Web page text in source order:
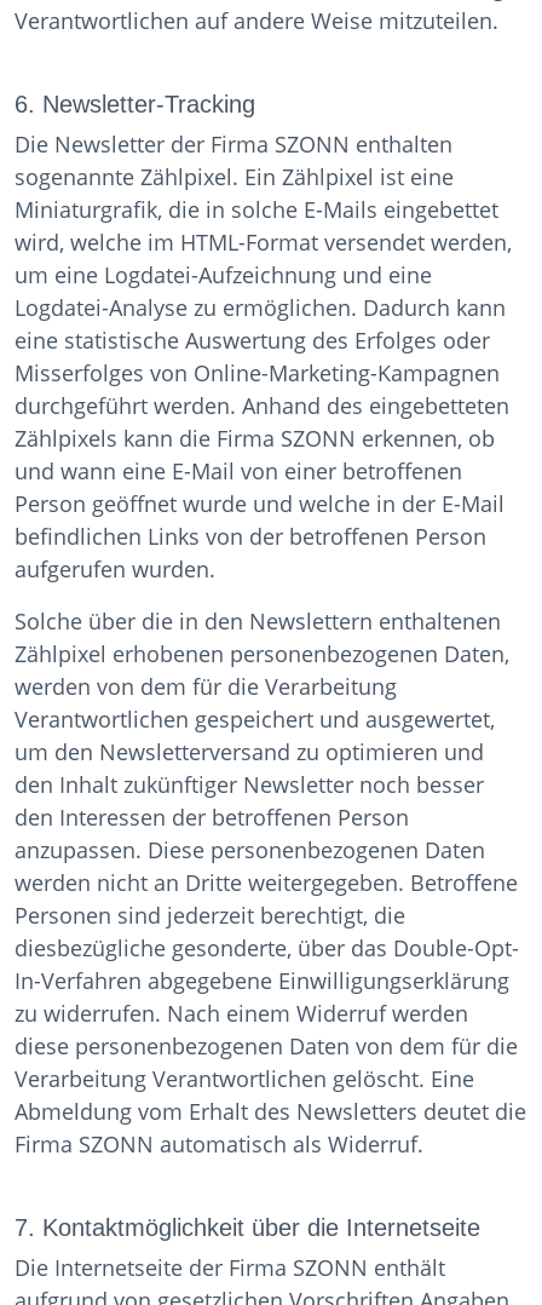
Verantwortlichen auf andere Weise mitzuteilen.
6. Newsletter-Tracking
Die Newsletter der Firma SZONN enthalten
sogenannte Zählpixel. Ein Zählpixel ist eine
Miniaturgrafik, die in solche E-Mails eingebettet
wird, welche im HTML-Format versendet werden,
um eine Logdatei-Aufzeichnung und eine
Logdatei-Analyse zu ermöglichen. Dadurch kann
eine statistische Auswertung des Erfolges oder
Misserfolges von Online-Marketing-Kampagnen
durchgeführt werden. Anhand des eingebetteten
Zählpixels kann die Firma SZONN erkennen, ob
und wann eine E-Mail von einer betroffenen
Person geöffnet wurde und welche in der E-Mail
befindlichen Links von der betroffenen Person
aufgerufen wurden.
Solche über die in den Newslettern enthaltenen
Zählpixel erhobenen personenbezogenen Daten,
werden von dem für die Verarbeitung
Verantwortlichen gespeichert und ausgewertet,
um den Newsletterversand zu optimieren und
den Inhalt zukünftiger Newsletter noch besser
den Interessen der betroffenen Person
anzupassen. Diese personenbezogenen Daten
werden nicht an Dritte weitergegeben. Betroffene
Personen sind jederzeit berechtigt, die
diesbezügliche gesonderte, über das Double-Opt-
In-Verfahren abgegebene Einwilligungserklärung
zu widerrufen. Nach einem Widerruf werden
diese personenbezogenen Daten von dem für die
Verarbeitung Verantwortlichen gelöscht. Eine
Abmeldung vom Erhalt des Newsletters deutet die
Firma SZONN automatisch als Widerruf.
7. Kontaktmöglichkeit über die Internetseite
Die Internetseite der Firma SZONN enthält